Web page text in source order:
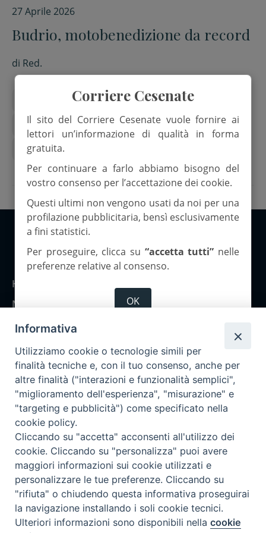
27 Aprile 2026
Budrio, motobenedizione da record
di Red.
Don Filippo Cappelli Longiano
motobenedizione motociclisti
Parrocchia di Budrio di Longiano
Copyright 2026 ©Corriere Cesenate
Home
Notizie
Rubriche
Chi siamo
Come abbonarsi
Contatti
Corriere Cesenate
Il sito del Corriere Cesenate vuole fornire ai
lettori un’informazione di qualità in forma
gratuita.
Per continuare a farlo abbiamo bisogno del
vostro consenso per l’accettazione dei cookie.
Questi ultimi non vengono usati da noi per una
profilazione pubblicitaria, bensì esclusivamente
a fini statistici.
Per proseguire, clicca su “accetta tutti” nelle
preferenze relative al consenso.
OK
Informativa
Utilizziamo cookie o tecnologie simili per
finalità tecniche e, con il tuo consenso, anche per
altre finalità ("interazioni e funzionalità semplici",
"miglioramento dell'esperienza", "misurazione" e
"targeting e pubblicità") come specificato nella
cookie policy.
Cliccando su "accetta" acconsenti all'utilizzo dei
cookie. Cliccando su "personalizza" puoi avere
maggiori informazioni sui cookie utilizzati e
personalizzare le tue preferenze. Cliccando su
"rifiuta" o chiudendo questa informativa proseguirai
la navigazione installando i soli cookie tecnici.
Ulteriori informazioni sono disponibili nellacookie